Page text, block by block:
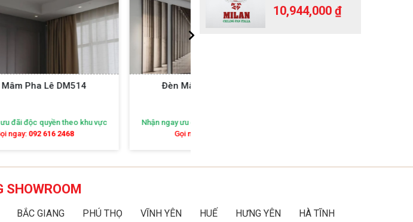
Đèn Mâm Pha Lê DM515
Nhận ngay ưu đãi độc quyền theo khu vực
Gọi ngay:
10,944,000 ₫
SHOWROOM
BẮC GIANG PHÚ THỌ VĨNH YÊN HUẾ HƯNG YÊN
HÀ TĨNH